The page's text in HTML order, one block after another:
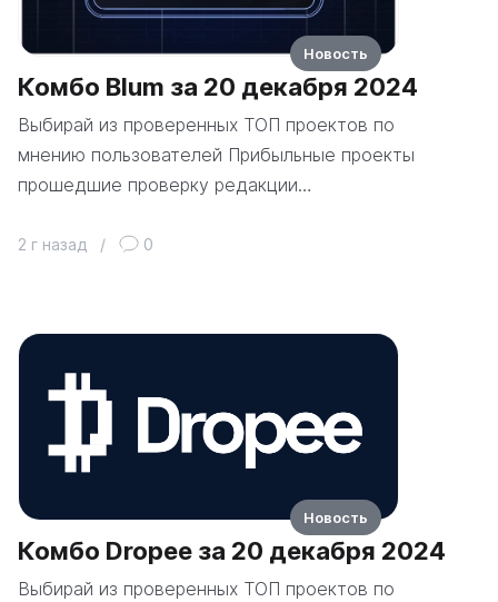
Комбо Blum за 20 декабря 2024
Выбирай из проверенных ТОП проектов по
мнению пользователей Прибыльные проекты
прошедшие проверку редакции…
2 г назад / 0
Новость
Комбо Dropee за 20 декабря 2024
Выбирай из проверенных ТОП проектов по
Новость